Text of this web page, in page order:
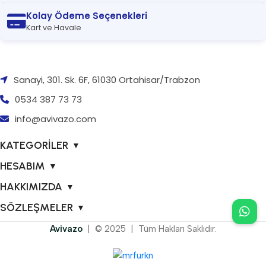
Kolay Ödeme Seçenekleri
Kart ve Havale
Sanayi, 301. Sk. 6F, 61030 Ortahisar/Trabzon
0534 387 73 73
info@avivazo.com
KATEGORİLER ▼
HESABIM ▼
HAKKIMIZDA ▼
SÖZLEŞMELER ▼
Avivazo | © 2025 | Tüm Hakları Saklıdır.